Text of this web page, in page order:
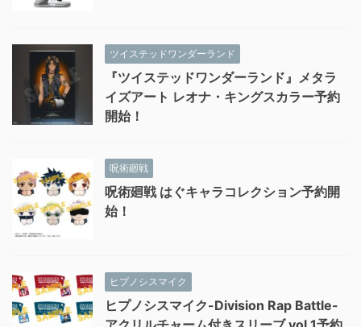
ツイステッドワンダーランド
『ツイステッドワンダーランド』メタラ
イズアート レオナ・キングスカラー予約
開始！
呪術廻戦
呪術廻戦 はぐキャラコレクション予約開
始！
ヒプノシスマイク
ヒプノシスマイク-Division Rap Battle-